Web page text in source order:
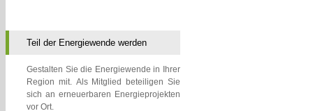
Teil der Energiewende werden
Gestalten Sie die Energiewende in Ihrer
Region mit. Als Mitglied beteiligen Sie
sich an erneuerbaren Energieprojekten
vor Ort.